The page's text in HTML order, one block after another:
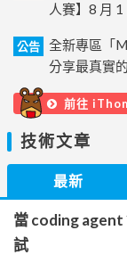
人賽】8 月 1
公告
全新專區「
分享最真實
前往
技術文章
最新
當 coding agent
試